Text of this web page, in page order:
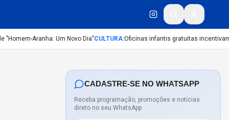
Aranha: Um Novo Dia"CULTURA:Oficinas infantis gratuitas incentivam
CADASTRE-SE NO WHATSAPP
Receba programação, promoções e notícias
direto no seu WhatsApp